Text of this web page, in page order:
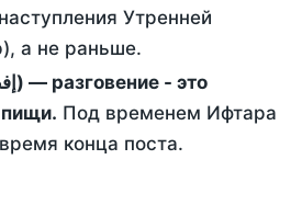
Утренней
а не раньше.
пищи. Под временем Ифтара
конца поста.